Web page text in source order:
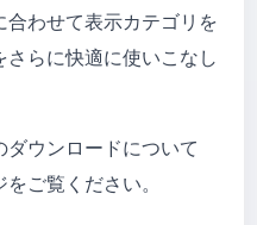
合わせて表示カテゴリを
らに快適に使いこなし
ウンロードについて
ご覧ください。